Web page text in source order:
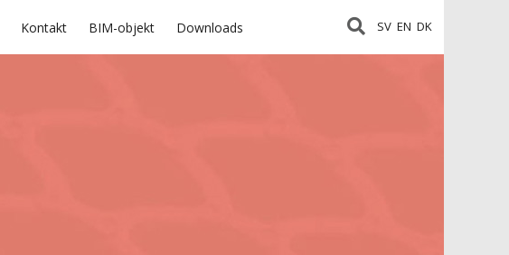
Kontakt BIM-objekt Downloads SV EN DK